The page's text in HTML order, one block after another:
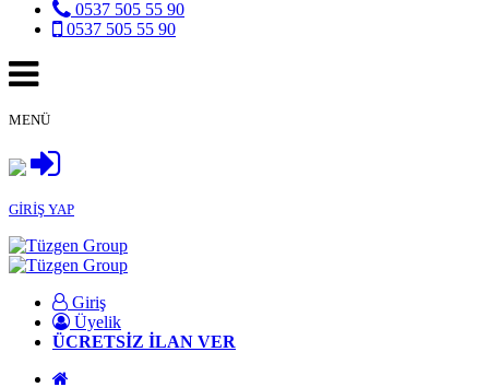
0537 505 55 90
0537 505 55 90
MENÜ
GİRİŞ YAP
Giriş
Üyelik
ÜCRETSİZ İLAN VER